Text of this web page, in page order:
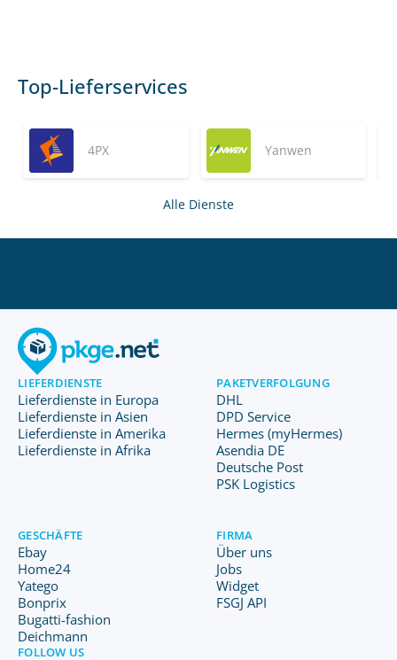
Top-Lieferservices
4PX Yanwen
Alle Dienste
LIEFERDIENSTE
Lieferdienste in Europa
Lieferdienste in Asien
Lieferdienste in Amerika
Lieferdienste in Afrika
PAKETVERFOLGUNG
DHL
DPD Service
Hermes (myHermes)
Asendia DE
Deutsche Post
PSK Logistics
GESCHÄFTE
Ebay
Home24
Yatego
Bonprix
Bugatti-fashion
Deichmann
FIRMA
Über uns
Jobs
Widget
FSGJ API
FOLLOW US